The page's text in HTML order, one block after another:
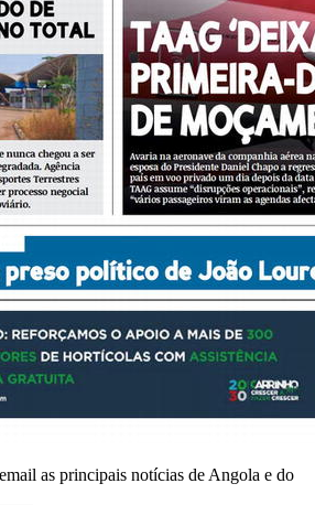
as principais notícias de Angola e do